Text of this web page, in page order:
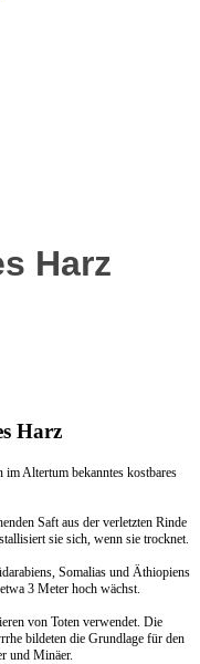
Harz
Harz
Altertum bekanntes kostbares
Saft aus der verletzten Rinde
sie sich, wenn sie trocknet.
Somalias und Äthiopiens
3 Meter hoch wächst.
von Toten verwendet. Die
bildeten die Grundlage für den
und Minäer.